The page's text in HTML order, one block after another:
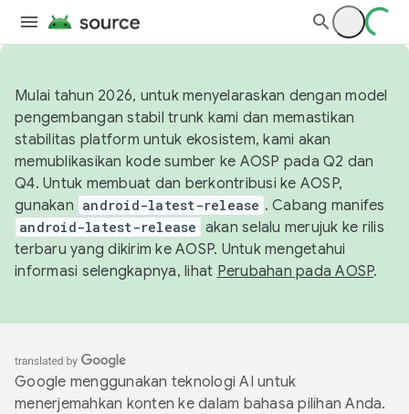
Mulai tahun 2026, untuk menyelaraskan dengan model
pengembangan stabil trunk kami dan memastikan
stabilitas platform untuk ekosistem, kami akan
memublikasikan kode sumber ke AOSP pada Q2 dan
Q4. Untuk membuat dan berkontribusi ke AOSP,
gunakan android-latest-release . Cabang manifes
android-latest-release akan selalu merujuk ke rilis
terbaru yang dikirim ke AOSP. Untuk mengetahui
informasi selengkapnya, lihat Perubahan pada AOSP.
Google menggunakan teknologi AI untuk
menerjemahkan konten ke dalam bahasa pilihan Anda.